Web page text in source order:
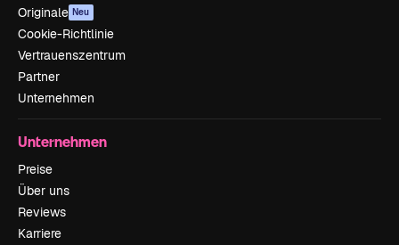
Originale Neu
Cookie-Richtlinie
Vertrauenszentrum
Partner
Unternehmen
Unternehmen
Preise
Über uns
Reviews
Karriere